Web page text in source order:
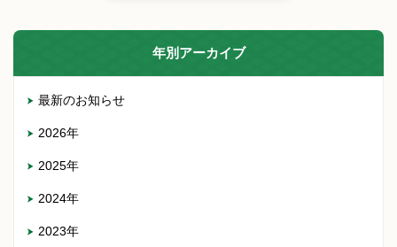
年別アーカイブ
最新のお知らせ
2026年
2025年
2024年
2023年